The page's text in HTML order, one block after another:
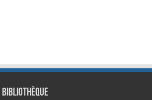
Bibliothèque